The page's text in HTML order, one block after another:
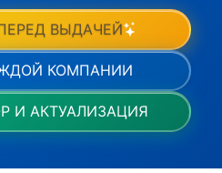
ВЫДАЧЕЙ
КОМПАНИИ
И АКТУАЛИЗАЦИЯ